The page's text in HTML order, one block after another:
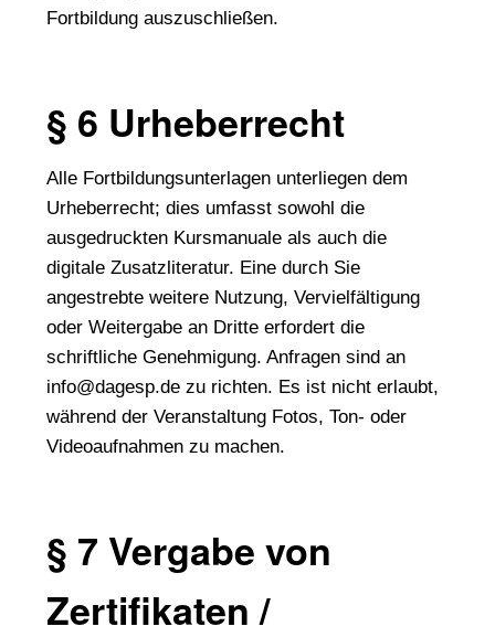
Fortbildung auszuschließen.
§ 6 Urheberrecht
Alle Fortbildungsunterlagen unterliegen dem
Urheberrecht; dies umfasst sowohl die
ausgedruckten Kursmanuale als auch die
digitale Zusatzliteratur. Eine durch Sie
angestrebte weitere Nutzung, Vervielfältigung
oder Weitergabe an Dritte erfordert die
schriftliche Genehmigung. Anfragen sind an
info@dagesp.de zu richten. Es ist nicht erlaubt,
während der Veranstaltung Fotos, Ton- oder
Videoaufnahmen zu machen.
§ 7 Vergabe von
Zertifikaten /